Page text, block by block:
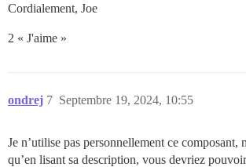
Cordialement, Joe
2 « J'aime »
ondrej Septembre 19, 2024, 10:55
7
Je n’utilise pas personnellement ce composant,
qu’en lisant sa description, vous devriez